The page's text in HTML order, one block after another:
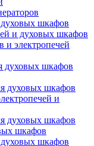
духовых шкафов
и духовых шкафов
и электропечей
духовых шкафов
духовых шкафов
и
духовых шкафов
шкафов
шкафов